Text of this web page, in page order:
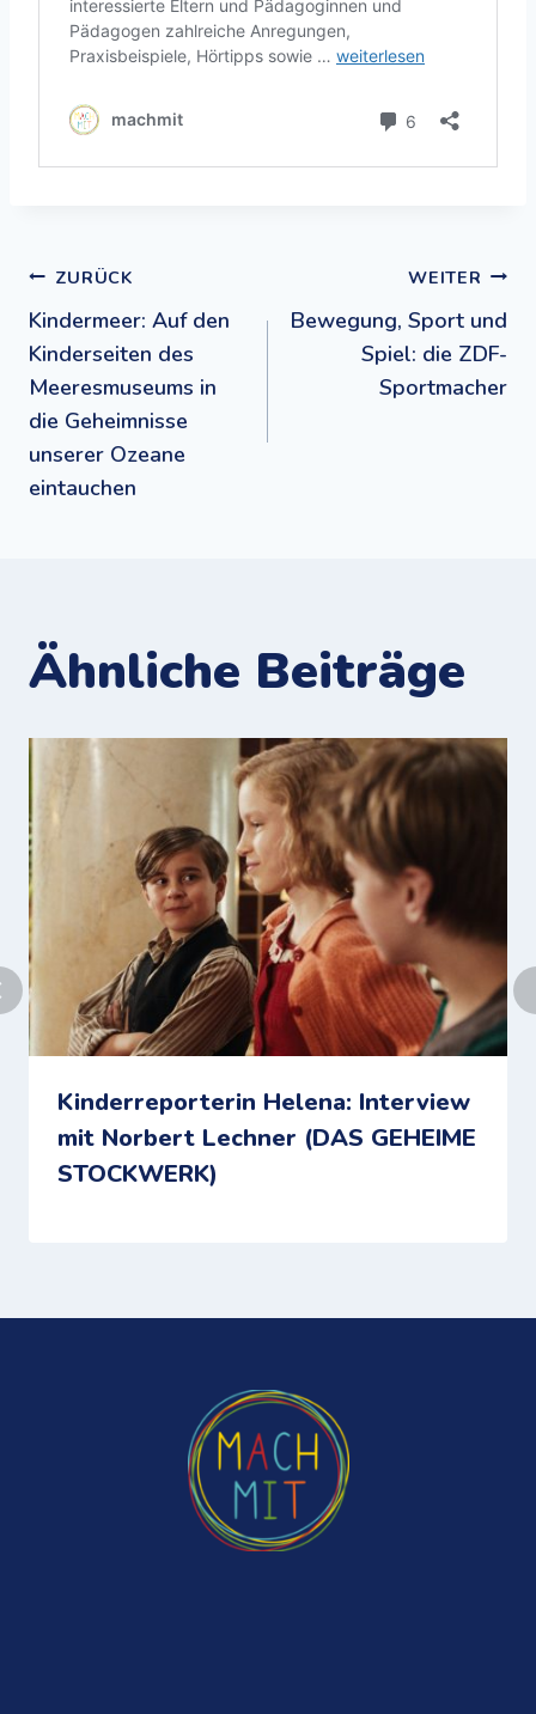
Beitragsnavigation
ZURÜCK
Kindermeer: Auf den
Kinderseiten des
Meeresmuseums in
die Geheimnisse
unserer Ozeane
eintauchen
WEITER
Bewegung, Sport und
Spiel: die ZDF-
Sportmacher
Ähnliche Beiträge
Kinderreporterin Helena: Interview
mit Norbert Lechner (DAS GEHEIME
STOCKWERK)